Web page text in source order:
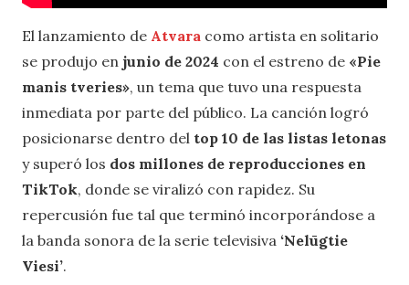
El lanzamiento de Atvara como artista en solitario
se produjo en junio de 2024 con el estreno de «Pie
manis tveries», un tema que tuvo una respuesta
inmediata por parte del público. La canción logró
posicionarse dentro del top 10 de las listas letonas
y superó los dos millones de reproducciones en
TikTok, donde se viralizó con rapidez. Su
repercusión fue tal que terminó incorporándose a
la banda sonora de la serie televisiva ‘Nelūgtie
Viesi’.